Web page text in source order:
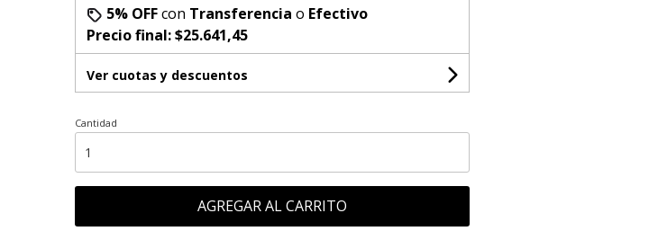
5% OFFcon Transferencia o Efectivo
Precio final:$25.641,45
Ver cuotas y descuentos
Cantidad
AGREGAR AL CARRITO